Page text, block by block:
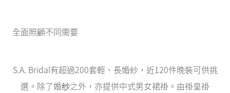
全面照顧不同需要
S.A. Bridal有超過200套輕、長婚紗，近120件晚裝可供挑
選。除了婚纱之外，亦提供中式男女裙褂。由褂皇褂